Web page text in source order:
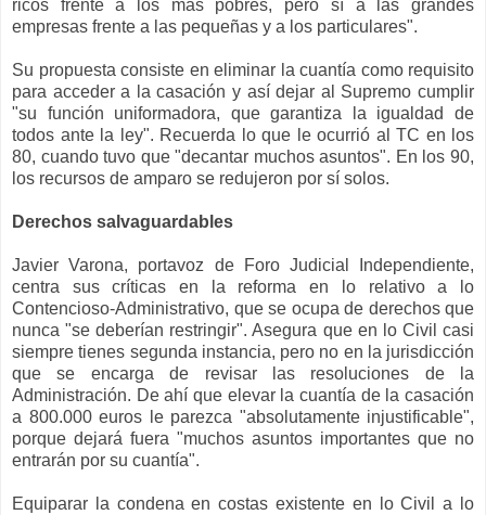
ricos frente a los más pobres, pero sí a las grandes
empresas frente a las pequeñas y a los particulares".
Su propuesta consiste en eliminar la cuantía como requisito
para acceder a la casación y así dejar al Supremo cumplir
"su función uniformadora, que garantiza la igualdad de
todos ante la ley". Recuerda lo que le ocurrió al TC en los
80, cuando tuvo que "decantar muchos asuntos". En los 90,
los recursos de amparo se redujeron por sí solos.
Derechos salvaguardables
Javier Varona, portavoz de Foro Judicial Independiente,
centra sus críticas en la reforma en lo relativo a lo
Contencioso-Administrativo, que se ocupa de derechos que
nunca "se deberían restringir". Asegura que en lo Civil casi
siempre tienes segunda instancia, pero no en la jurisdicción
que se encarga de revisar las resoluciones de la
Administración. De ahí que elevar la cuantía de la casación
a 800.000 euros le parezca "absolutamente injustificable",
porque dejará fuera "muchos asuntos importantes que no
entrarán por su cuantía".
Equiparar la condena en costas existente en lo Civil a lo